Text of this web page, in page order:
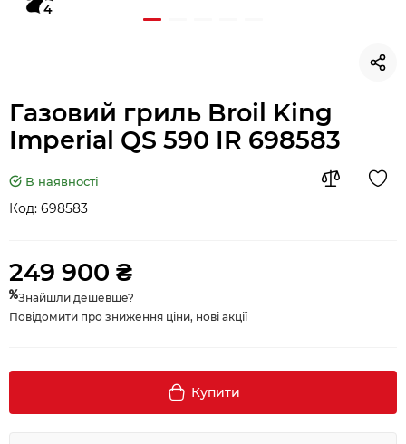
4
Газовий гриль Broil King
Imperial QS 590 IR 698583
В наявності
Код: 698583
249 900 ₴
Знайшли дешевше?
Повідомити про зниження ціни, нові акції
Купити